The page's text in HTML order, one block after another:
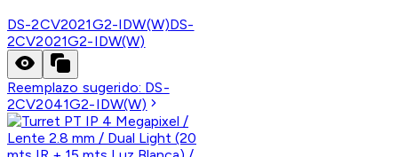
DS-2CV2021G2-IDW(W)DS-
2CV2021G2-IDW(W)
Reemplazo sugerido: DS-
2CV2041G2-IDW(W)